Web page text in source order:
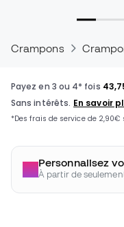
Crampons
Personnalisez
À partir de